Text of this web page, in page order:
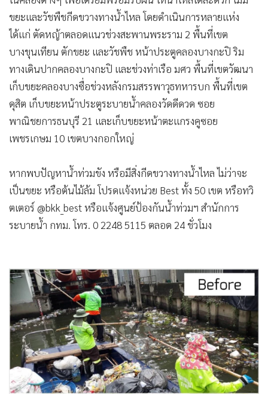
• ญี่ปุ่น
• News1
• Gotomanager
ขยะและวัชพืชกีดขวางทางน้ำไหล โดยดำเนินการหลายแห่ง
ได้แก่ ตัดหญ้าตลอดแนวช่วงสะพานพระราม 2 พื้นที่เขต
บางขุนเทียน ตักขยะ และวัชพืช หน้าประตูคลองบางกะปิ ริม
ทางเดินปากคลองบางกะปิ และช่วงท่าเรือ มศว พื้นที่เขตวัฒนา
เก็บขยะคลองบางซื่อช่วงหลังกรมสรรพาวุธทหารบก พื้นที่เขต
ดุสิต เก็บขยะหน้าประตูระบายน้ำคลองวัดดีดวด ซอย
พาณิชยการธนบุรี 21 และเก็บขยะหน้าตะแกรงคูซอย
เพชรเกษม 10 เขตบางกอกใหญ่
หากพบปัญหาน้ำท่วมขัง หรือมีสิ่งกีดขวางทางน้ำไหล ไม่ว่าจะ
เป็นขยะ หรือต้นไม้ล้ม โปรดแจ้งหน่วย Best ทั้ง 50 เขต หรือทวิ
ตเตอร์ @bkk_best หรือแจ้งศูนย์ป้องกันน้ำท่วมฯ สำนักการ
ระบายน้ำ กทม. โทร. 0 2248 5115 ตลอด 24 ชั่วโมง